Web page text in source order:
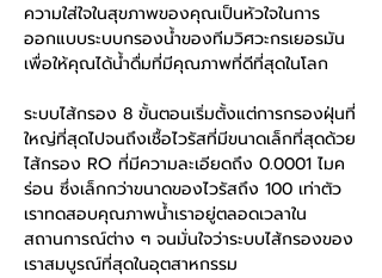
ความใส่ใจในสุขภาพของคุณเป็นหัวใจในการ
ออกแบบระบบกรองน้ำของทีมวิศวะกรเยอรมัน
เพื่อให้คุณได้น้ำดื่มที่มีคุณภาพที่ดีที่สุดในโลก
ระบบไส้กรอง 8 ขั้นตอนเริ่มตั้งแต่การกรองฝุ่นที่
ใหญ่ที่สุดไปจนถึงเชื้อไวรัสที่มีขนาดเล็กที่สุดด้วย
ไส้กรอง RO ที่มีความละเอียดถึง 0.0001 ไมค
ร่อน ซึ่งเล็กกว่าขนาดของไวรัสถึง 100 เท่าตัว
เราทดสอบคุณภาพน้ำเราอยู่ตลอดเวลาใน
สถานการณ์ต่าง ๆ จนมั่นใจว่าระบบไส้กรองของ
เราสมบูรณ์ที่สุดในอุตสาหกรรม